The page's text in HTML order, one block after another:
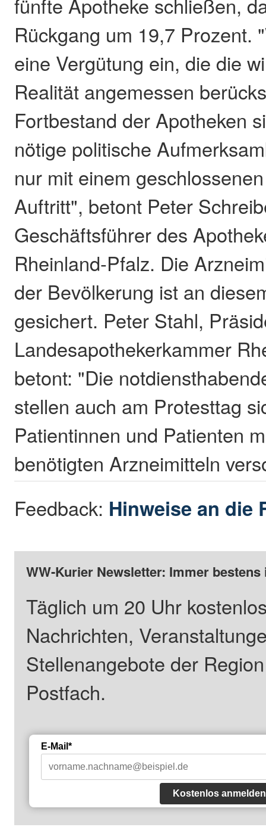
Rückgang um 19,7 Prozent.
eine Vergütung ein, die die
Realität angemessen
Fortbestand der Apotheken
nötige politische
nur mit einem
Auftritt", betont Peter
Geschäftsführer des
Rheinland-Pfalz. Die
der Bevölkerung ist an
gesichert. Peter Stahl,
Landesapothekerkammer
betont: "Die
stellen auch am Protesttag
Patientinnen und Patienten
benötigten Arzneimitteln
Feedback: Hinweise an die
WW-Kurier Newsletter: Immer
Täglich um 20 Uhr
Nachrichten,
Stellenangebote der
Postfach.
E-Mail*
Kostenlos anmelden